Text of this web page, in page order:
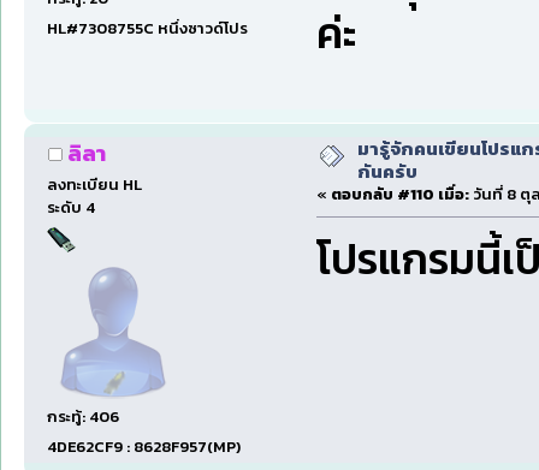
HL#7308755C หนึ่งซาวด์โปร
ค่ะ
ลิลา
ลงทะเบียน HL
ระดับ 4
กระทู้: 406
4DE62CF9 : 8628F957(MP)
มารู้จักคนเขียนโปรแก
กันครับ
« ตอบกลับ #110 เมื่อ: วันที่ 8 ตุ
โปรแกรมนี้